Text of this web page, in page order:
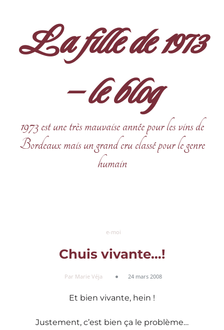
La fille de 1973
– le blog
1973 est une très mauvaise année pour les vins de
Bordeaux mais un grand cru classé pour le genre
humain
e-moi
Chuis vivante…!
Par Marie Véja 24 mars 2008
Et bien vivante, hein !
Justement, c’est bien ça le problème…